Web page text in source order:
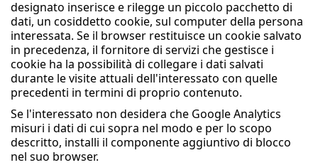
designato inserisce e rilegge un piccolo pacchetto di
dati, un cosiddetto cookie, sul computer della persona
interessata. Se il browser restituisce un cookie salvato
in precedenza, il fornitore di servizi che gestisce i
cookie ha la possibilità di collegare i dati salvati
durante le visite attuali dell'interessato con quelle
precedenti in termini di proprio contenuto.
Se l'interessato non desidera che Google Analytics
misuri i dati di cui sopra nel modo e per lo scopo
descritto, installi il componente aggiuntivo di blocco
nel suo browser.